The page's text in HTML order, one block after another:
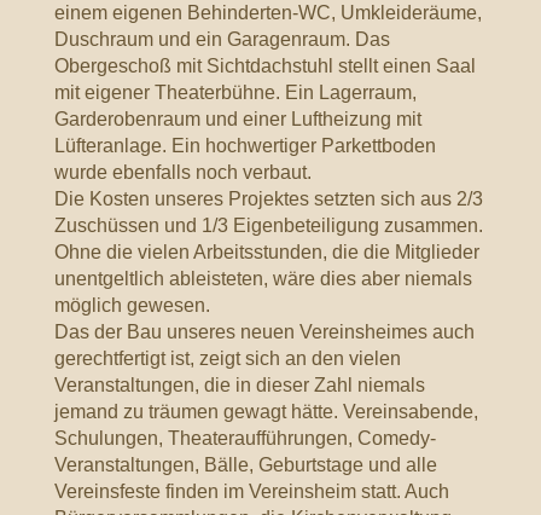
einem eigenen Behinderten-WC, Umkleideräume,
Duschraum und ein Garagenraum. Das
Obergeschoß mit Sichtdachstuhl stellt einen Saal
mit eigener Theaterbühne. Ein Lagerraum,
Garderobenraum und einer Luftheizung mit
Lüfteranlage. Ein hochwertiger Parkettboden
wurde ebenfalls noch verbaut.
Die Kosten unseres Projektes setzten sich aus 2/3
Zuschüssen und 1/3 Eigenbeteiligung zusammen.
Ohne die vielen Arbeitsstunden, die die Mitglieder
unentgeltlich ableisteten, wäre dies aber niemals
möglich gewesen.
Das der Bau unseres neuen Vereinsheimes auch
gerechtfertigt ist, zeigt sich an den vielen
Veranstaltungen, die in dieser Zahl niemals
jemand zu träumen gewagt hätte. Vereinsabende,
Schulungen, Theateraufführungen, Comedy-
Veranstaltungen, Bälle, Geburtstage und alle
Vereinsfeste finden im Vereinsheim statt. Auch